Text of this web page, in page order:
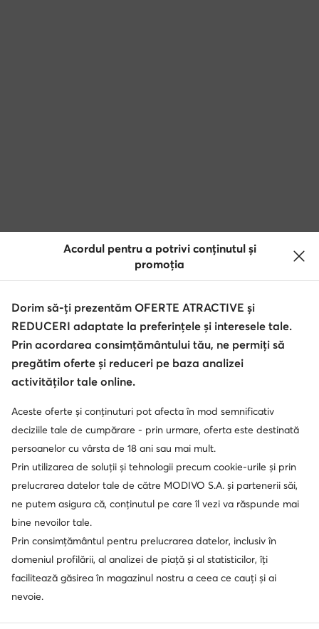
Acordul pentru a potrivi conținutul și
promoția
Dorim să-ți prezentăm OFERTE ATRACTIVE și
REDUCERI adaptate la preferințele și interesele tale.
Prin acordarea consimțământului tău, ne permiți să
pregătim oferte și reduceri pe baza analizei
activităților tale online.
Aceste oferte și conținuturi pot afecta în mod semnificativ
deciziile tale de cumpărare - prin urmare, oferta este destinată
persoanelor cu vârsta de 18 ani sau mai mult.
Prin utilizarea de soluții și tehnologii precum cookie-urile și prin
prelucrarea datelor tale de către MODIVO S.A. și partenerii săi,
ne putem asigura că, conținutul pe care îl vezi va răspunde mai
bine nevoilor tale.
Prin consimțământul pentru prelucrarea datelor, inclusiv în
domeniul profilării, al analizei de piață și al statisticilor, îți
facilitează găsirea în magazinul nostru a ceea ce cauți și ai
nevoie.